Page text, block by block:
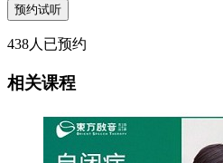
438人已预约
相关课程